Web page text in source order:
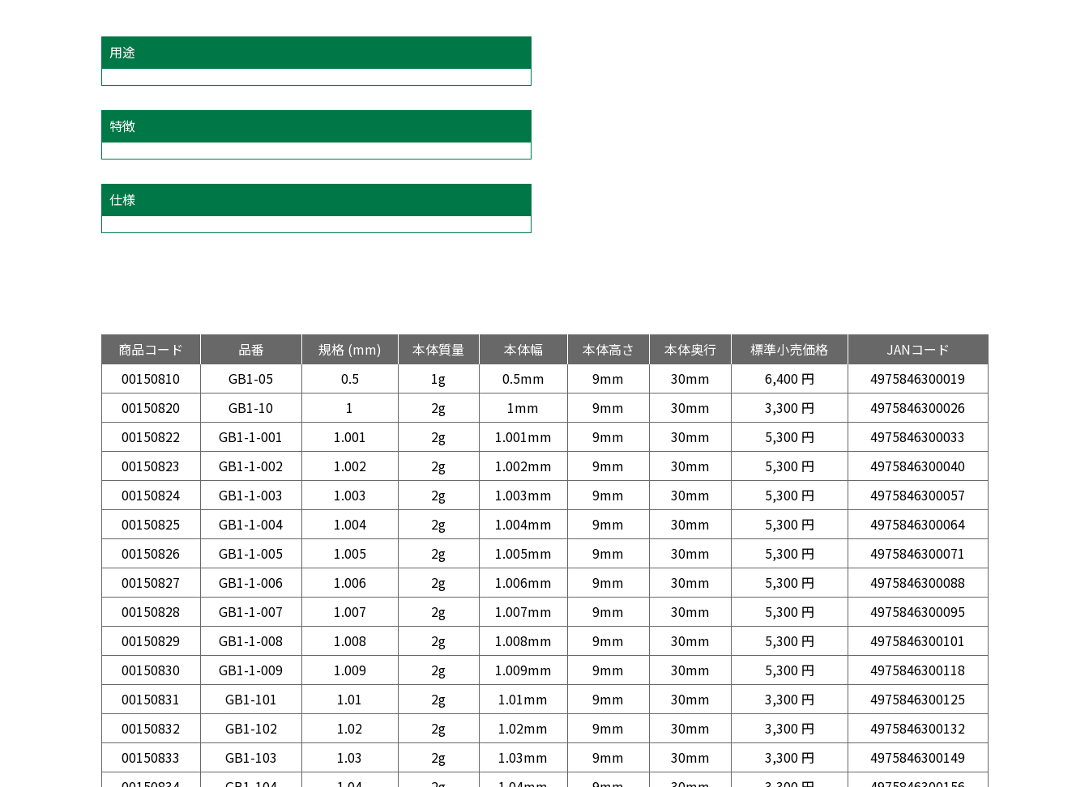
用途
特徴
仕様
商品コード 品番 規格 (mm) 本体質量 本体幅 本体高さ 本体奥行 標準小売価格
JANコード
00150810
GB1-05 0.5 1g 0.5mm 9mm 30mm 6,400 円
4975846300019
00150820
GB1-10 1 2g 1mm 9mm 30mm 3,300 円
4975846300026
00150822
GB1-1-001 1.001 2g 1.001mm 9mm 30mm 5,300 円
4975846300033
00150823
GB1-1-002 1.002 2g 1.002mm 9mm 30mm 5,300 円
4975846300040
00150824
GB1-1-003 1.003 2g 1.003mm 9mm 30mm 5,300 円
4975846300057
00150825
GB1-1-004 1.004 2g 1.004mm 9mm 30mm 5,300 円
4975846300064
00150826
GB1-1-005 1.005 2g 1.005mm 9mm 30mm 5,300 円
4975846300071
00150827
GB1-1-006 1.006 2g 1.006mm 9mm 30mm 5,300 円
4975846300088
00150828
GB1-1-007 1.007 2g 1.007mm 9mm 30mm 5,300 円
4975846300095
00150829
GB1-1-008 1.008 2g 1.008mm 9mm 30mm 5,300 円
4975846300101
00150830
GB1-1-009 1.009 2g 1.009mm 9mm 30mm 5,300 円
4975846300118
00150831
GB1-101 1.01 2g 1.01mm 9mm 30mm 3,300 円
4975846300125
00150832
GB1-102 1.02 2g 1.02mm 9mm 30mm 3,300 円
4975846300132
00150833
GB1-103 1.03 2g 1.03mm 9mm 30mm 3,300 円
4975846300149